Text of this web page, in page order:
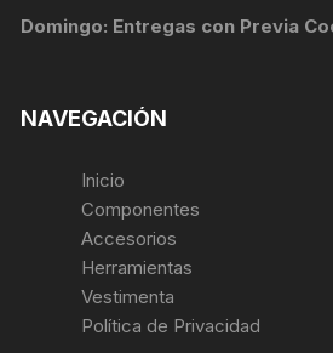
Domingo: Entregas con Previa
NAVEGACIÓN
Inicio
Componentes
Accesorios
Herramientas
Vestimenta
Política de Privacidad